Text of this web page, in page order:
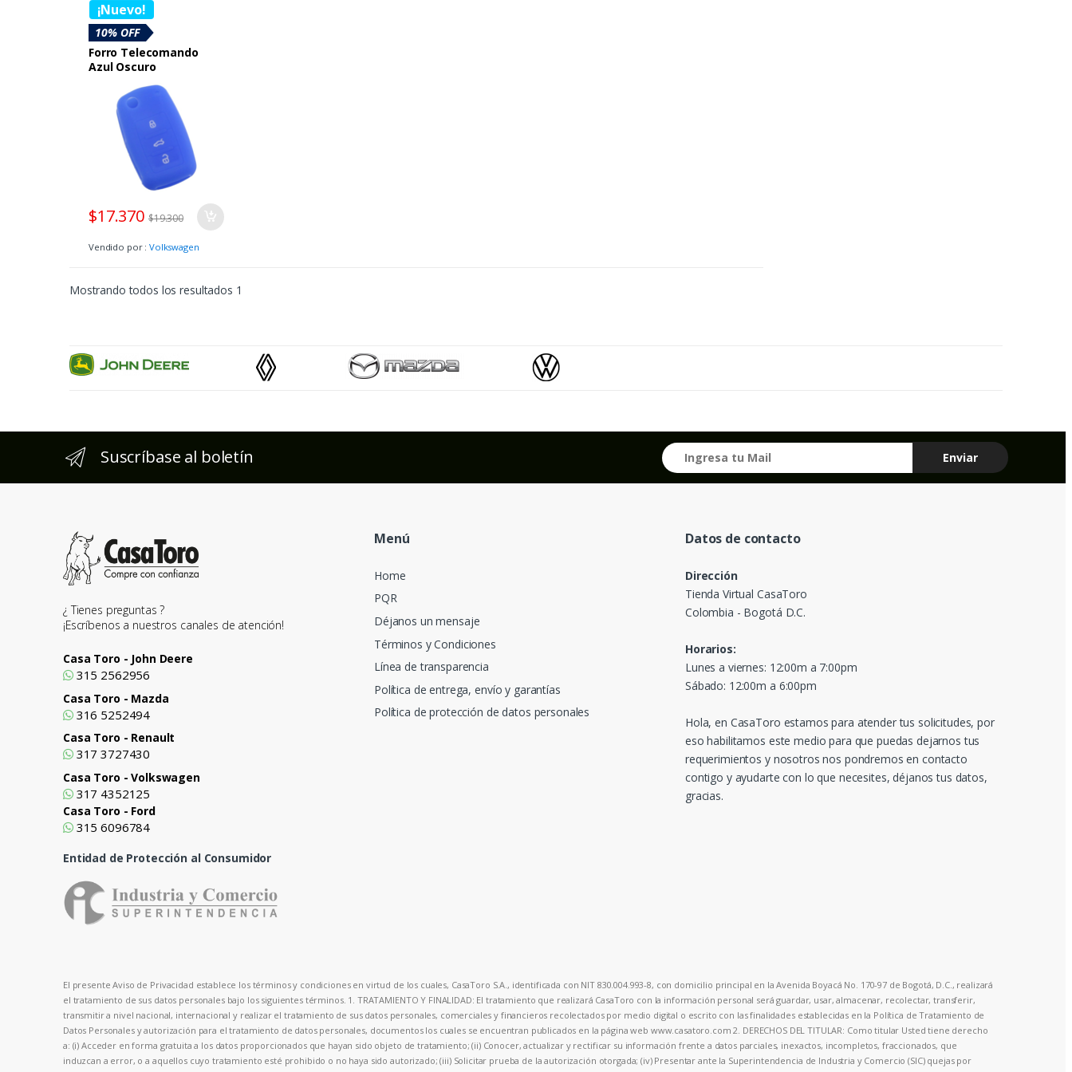
Boutique Volkswagen
10% OFF
¡Nuevo!
Forro Telecomando
Azul Oscuro
$17.370 $19.300
Vendido por :Volkswagen
Mostrando todos los resultados 1
Suscríbase al boletín
¿ Tienes preguntas ?
¡Escríbenos a nuestros canales de atención!
Casa Toro - John Deere
315 2562956
Casa Toro - Mazda
316 5252494
Casa Toro - Renault
317 3727430
Casa Toro - Volkswagen
317 4352125
Casa Toro - Ford
315 6096784
Entidad de Protección al Consumidor
Menú
Home
PQR
Déjanos un mensaje
Términos y Condiciones
Línea de transparencia
Política de entrega, envío y garantías
Política de protección de datos personales
Datos de contacto
Dirección
Tienda Virtual CasaToro
Colombia - Bogotá D.C.
Horarios:
Lunes a viernes: 12:00m a 7:00pm
Sábado: 12:00m a 6:00pm
Hola, en CasaToro estamos para atender tus solicitudes, por
eso habilitamos este medio para que puedas dejarnos tus
requerimientos y nosotros nos pondremos en contacto
contigo y ayudarte con lo que necesites, déjanos tus datos,
gracias.
El presente Aviso de Privacidad establece los términos y condiciones en virtud de los cuales, CasaToro S.A., identificada con NIT 830.004.993-8, con domicilio principal en la Avenida Boyacá No. 170-97 de Bogotá, D.C., realizará
el tratamiento de sus datos personales bajo los siguientes términos. 1. TRATAMIENTO Y FINALIDAD: El tratamiento que realizará CasaToro con la información personal será guardar, usar, almacenar, recolectar, transferir,
transmitir a nivel nacional, internacional y realizar el tratamiento de sus datos personales, comerciales y financieros recolectados por medio digital o escrito con las finalidades establecidas en la Política de Tratamiento de
Datos Personales y autorización para el tratamiento de datos personales, documentos los cuales se encuentran publicados en la página web www.casatoro.com 2. DERECHOS DEL TITULAR: Como titular Usted tiene derecho
a: (i) Acceder en forma gratuita a los datos proporcionados que hayan sido objeto de tratamiento; (ii) Conocer, actualizar y rectificar su información frente a datos parciales, inexactos, incompletos, fraccionados, que
induzcan a error, o a aquellos cuyo tratamiento esté prohibido o no haya sido autorizado; (iii) Solicitar prueba de la autorización otorgada; (iv) Presentar ante la Superintendencia de Industria y Comercio (SIC) quejas por